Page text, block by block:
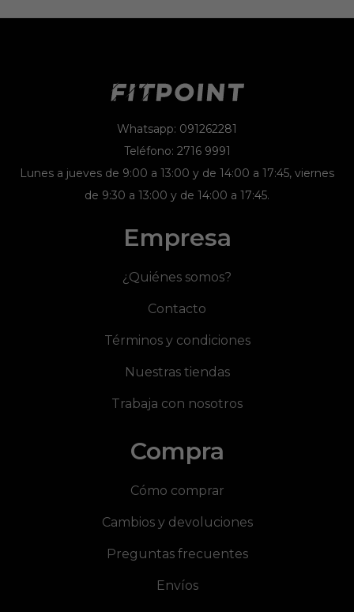
Whatsapp: 091262281
Teléfono: 2716 9991
Lunes a jueves de 9:00 a 13:00 y de 14:00 a 17:45, viernes
de 9:30 a 13:00 y de 14:00 a 17:45.
Empresa
¿Quiénes somos?
Contacto
Términos y condiciones
Nuestras tiendas
Trabaja con nosotros
Compra
Cómo comprar
Cambios y devoluciones
Preguntas frecuentes
Envíos